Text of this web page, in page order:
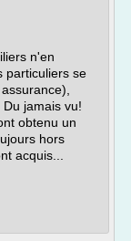
n'en
particuliers se
jamais vu!
obtenu un
hors
acquis...